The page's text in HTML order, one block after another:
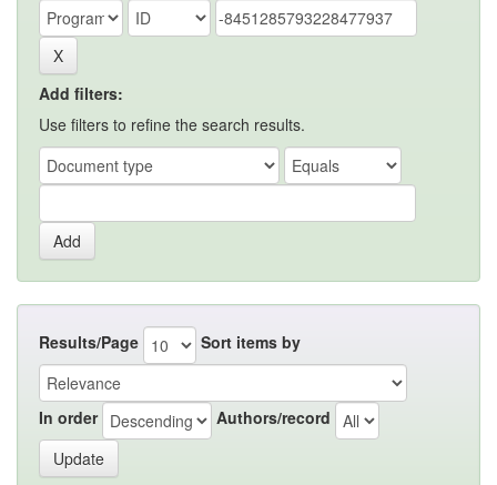
Add filters:
Use filters to refine the search results.
Results/Page Sort items by
In order Authors/record